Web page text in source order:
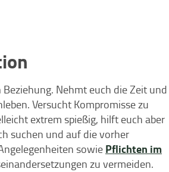
Nehmt euch die Zeit und
Versucht Kompromisse zu
extrem spießig, hilft euch aber
suchen und auf die vorher
sowie Pflichten im
zu vermeiden.​​​​​​